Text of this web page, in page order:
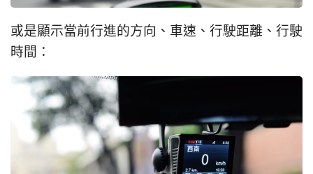
或是顯示當前行進的方向、車速、行駛距離、行駛
時間：